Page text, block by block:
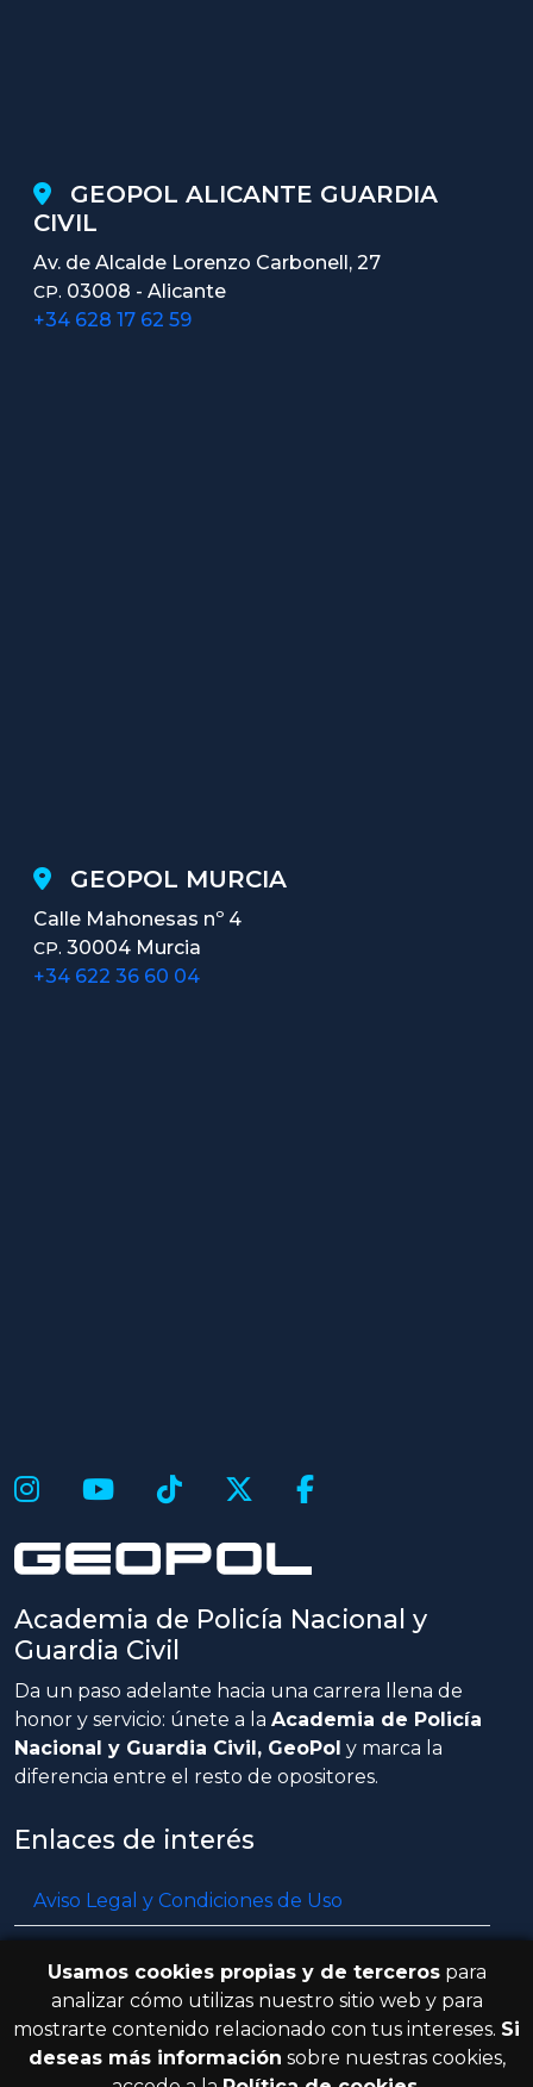
GEOPOL ALICANTE GUARDIA
CIVIL
Av. de Alcalde Lorenzo Carbonell, 27
CP. 03008 - Alicante
+34 628 17 62 59
GEOPOL MURCIA
Calle Mahonesas nº 4
CP. 30004 Murcia
+34 622 36 60 04
Academia de Policía Nacional y
Guardia Civil
Da un paso adelante hacia una carrera llena de
honor y servicio: únete a la Academia de Policía
Nacional y Guardia Civil, GeoPol y marca la
diferencia entre el resto de opositores.
Enlaces de interés
Aviso Legal y Condiciones de Uso
Política de cookies
Resolución de litigios en línea
Usamos cookies propias y de tercerospara
analizar cómo utilizas nuestro sitio web y para
mostrarte contenido relacionado con tus intereses. Si
deseas más información sobre nuestras cookies,